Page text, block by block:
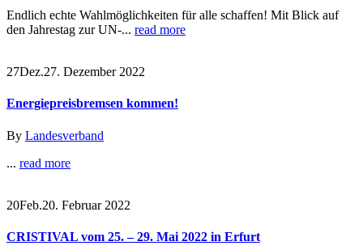
Endlich echte Wahlmöglichkeiten für alle schaffen! Mit Blick auf
den Jahrestag zur UN-... read more
27Dez.27. Dezember 2022
Energiepreisbremsen kommen!
By Landesverband
... read more
20Feb.20. Februar 2022
CRISTIVAL vom 25. – 29. Mai 2022 in Erfurt